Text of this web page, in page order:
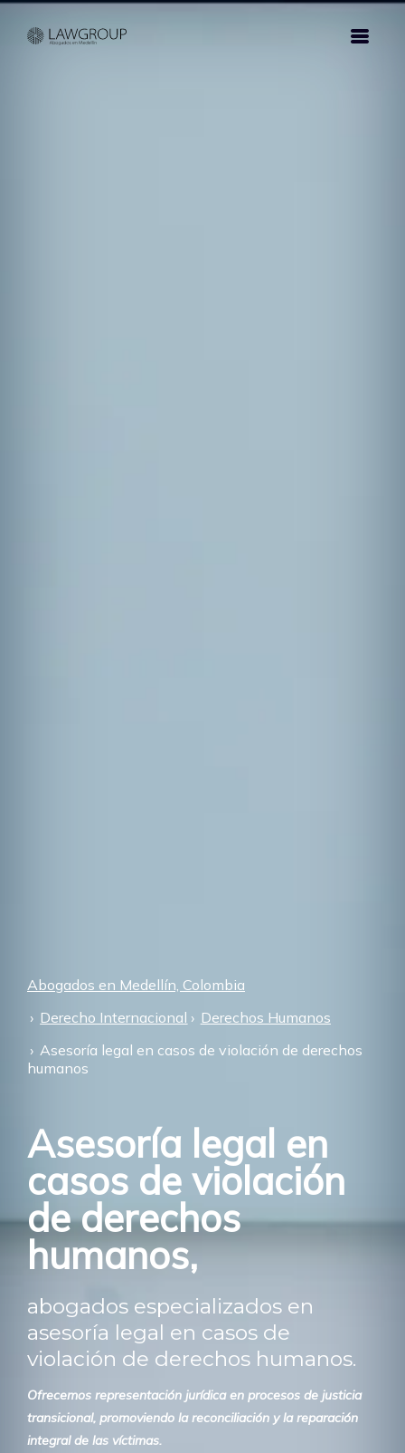
Abogados en Medellín, Colombia
Derecho Internacional
Derechos Humanos
Asesoría legal en casos de violación de derechos
humanos
Asesoría legal en
casos de violación
de derechos
humanos,
abogados especializados en
asesoría legal en casos de
violación de derechos humanos.
Ofrecemos representación jurídica en procesos de justicia
transicional, promoviendo la reconciliación y la reparación
integral de las víctimas.